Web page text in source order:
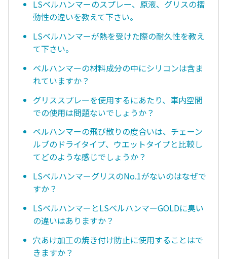
LSベルハンマーのスプレー、原液、グリスの摺
動性の違いを教えて下さい。
LSベルハンマーが熱を受けた際の耐久性を教え
て下さい。
ベルハンマーの材料成分の中にシリコンは含ま
れていますか？
グリススプレーを使用するにあたり、車内空間
での使用は問題ないでしょうか？
ベルハンマーの飛び散りの度合いは、チェーン
ルブのドライタイプ、ウエットタイプと比較し
てどのような感じでしょうか？
LSベルハンマーグリスのNo.1がないのはなぜで
すか？
LSベルハンマーとLSベルハンマーGOLDに臭い
の違いはありますか？
穴あけ加工の焼き付け防止に使用することはで
きますか？